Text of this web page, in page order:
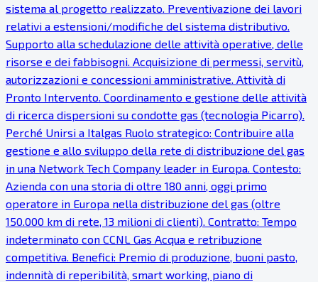
sistema al progetto realizzato. Preventivazione dei lavori
relativi a estensioni/modifiche del sistema distributivo.
Supporto alla schedulazione delle attività operative, delle
risorse e dei fabbisogni. Acquisizione di permessi, servitù,
autorizzazioni e concessioni amministrative. Attività di
Pronto Intervento. Coordinamento e gestione delle attività
di ricerca dispersioni su condotte gas (tecnologia Picarro).
Perché Unirsi a Italgas Ruolo strategico: Contribuire alla
gestione e allo sviluppo della rete di distribuzione del gas
in una Network Tech Company leader in Europa. Contesto:
Azienda con una storia di oltre 180 anni, oggi primo
operatore in Europa nella distribuzione del gas (oltre
150.000 km di rete, 13 milioni di clienti). Contratto: Tempo
indeterminato con CCNL Gas Acqua e retribuzione
competitiva. Benefici: Premio di produzione, buoni pasto,
indennità di reperibilità, smart working, piano di